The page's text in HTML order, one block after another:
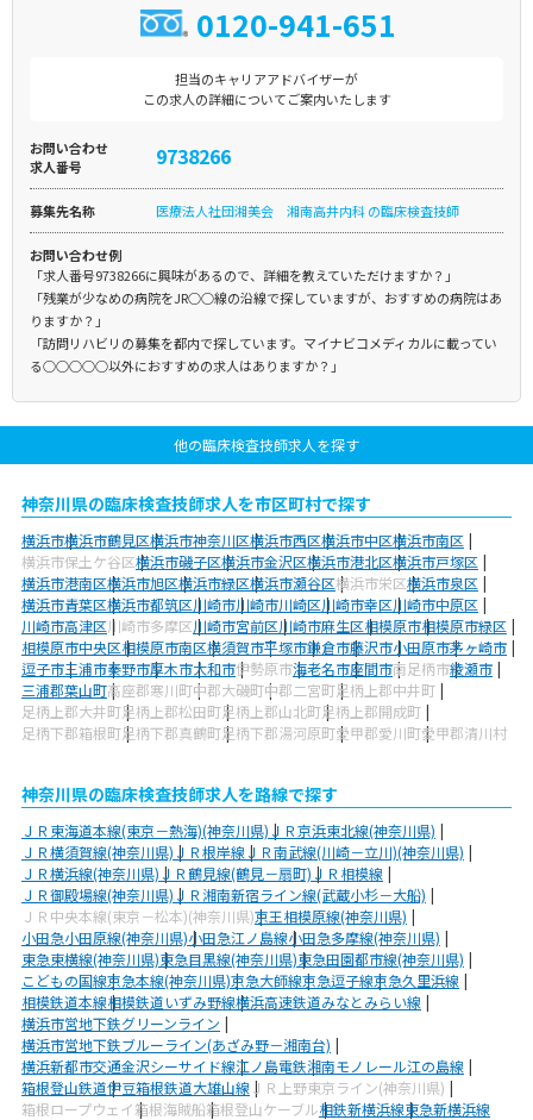
0120-941-651
担当のキャリアアドバイザーが
この求人の詳細についてご案内いたします
お問い合わせ
求人番号
9738266
募集先名称 医療法人社団湘美会 湘南高井内科 の臨床検査技師
お問い合わせ例
「求人番号9738266に興味があるので、詳細を教えていただけますか？」
「残業が少なめの病院をJR○○線の沿線で探していますが、おすすめの病院はあ
りますか？」
「訪問リハビリの募集を都内で探しています。マイナビコメディカルに載ってい
る○○○○○以外におすすめの求人はありますか？」
他の臨床検査技師求人を探す
神奈川県の臨床検査技師求人を市区町村で探す
横浜市横浜市鶴見区横浜市神奈川区横浜市西区横浜市中区横浜市南区
横浜市保土ケ谷区横浜市磯子区横浜市金沢区横浜市港北区横浜市戸塚区
横浜市港南区横浜市旭区横浜市緑区横浜市瀬谷区横浜市栄区横浜市泉区
横浜市青葉区横浜市都筑区川崎市川崎市川崎区川崎市幸区川崎市中原区
川崎市高津区川崎市多摩区川崎市宮前区川崎市麻生区相模原市相模原市緑区
相模原市中央区相模原市南区横須賀市平塚市鎌倉市藤沢市小田原市茅ヶ崎市
逗子市三浦市秦野市厚木市大和市伊勢原市海老名市座間市南足柄市綾瀬市
三浦郡葉山町高座郡寒川町中郡大磯町中郡二宮町足柄上郡中井町
足柄上郡大井町足柄上郡松田町足柄上郡山北町足柄上郡開成町
足柄下郡箱根町足柄下郡真鶴町足柄下郡湯河原町愛甲郡愛川町愛甲郡清川村
神奈川県の臨床検査技師求人を路線で探す
ＪＲ東海道本線(東京－熱海)(神奈川県)ＪＲ京浜東北線(神奈川県)
ＪＲ横須賀線(神奈川県)ＪＲ根岸線ＪＲ南武線(川崎－立川)(神奈川県)
ＪＲ横浜線(神奈川県)ＪＲ鶴見線(鶴見－扇町)ＪＲ相模線
ＪＲ御殿場線(神奈川県)ＪＲ湘南新宿ライン線(武蔵小杉－大船)
ＪＲ中央本線(東京－松本)(神奈川県)京王相模原線(神奈川県)
小田急小田原線(神奈川県)小田急江ノ島線小田急多摩線(神奈川県)
東急東横線(神奈川県)東急目黒線(神奈川県)東急田園都市線(神奈川県)
こどもの国線京急本線(神奈川県)京急大師線京急逗子線京急久里浜線
相模鉄道本線相模鉄道いずみ野線横浜高速鉄道みなとみらい線
横浜市営地下鉄グリーンライン
横浜市営地下鉄ブルーライン(あざみ野－湘南台)
横浜新都市交通金沢シーサイド線江ノ島電鉄湘南モノレール江の島線
箱根登山鉄道伊豆箱根鉄道大雄山線 ＪＲ上野東京ライン(神奈川県)
箱根ロープウェイ箱根海賊船箱根登山ケーブル相鉄新横浜線東急新横浜線